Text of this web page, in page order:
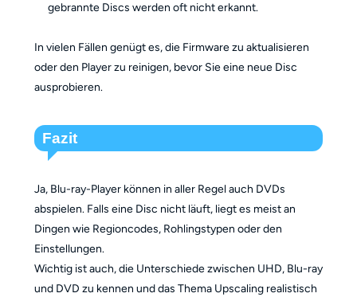
gebrannte Discs werden oft nicht erkannt.
In vielen Fällen genügt es, die Firmware zu aktualisieren
oder den Player zu reinigen, bevor Sie eine neue Disc
ausprobieren.
Fazit
Ja, Blu-ray-Player können in aller Regel auch DVDs
abspielen. Falls eine Disc nicht läuft, liegt es meist an
Dingen wie Regioncodes, Rohlingstypen oder den
Einstellungen.
Wichtig ist auch, die Unterschiede zwischen UHD, Blu-ray
und DVD zu kennen und das Thema Upscaling realistisch